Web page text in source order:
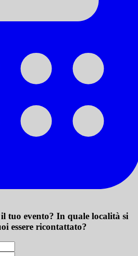
tuo evento? In quale località si
essere ricontattato?